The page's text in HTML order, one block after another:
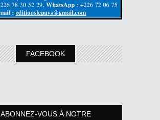
FACEBOOK
ABONNEZ-VOUS À NOTRE